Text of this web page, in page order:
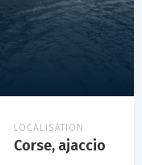
LOCALISATION
Corse, ajaccio